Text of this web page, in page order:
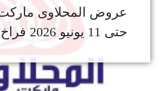
حتى 11 يونيو 2026 فراخ طازة وصحية